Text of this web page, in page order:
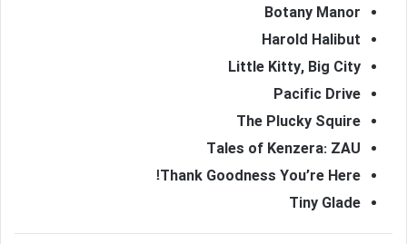
Botany Manor
Harold Halibut
Little Kitty, Big City
Pacific Drive
The Plucky Squire
Tales of Kenzera: ZAU
Thank Goodness You’re Here!
Tiny Glade